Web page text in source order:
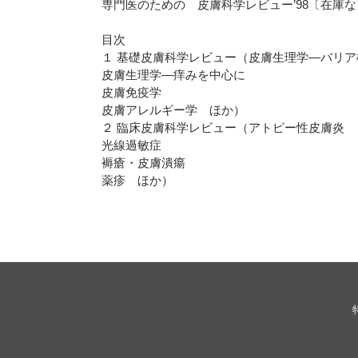
専門医のための 皮膚科学レビュー’98〔在庫
目次
１ 基礎皮膚科学レビュー（皮膚生理学―バリ
皮膚生理学―痒みを中心に
皮膚免疫学
皮膚アレルギー学 ほか）
２ 臨床皮膚科学レビュー（アトピー性皮膚炎
光線過敏症
褥瘡・皮膚潰瘍
薬疹 ほか）